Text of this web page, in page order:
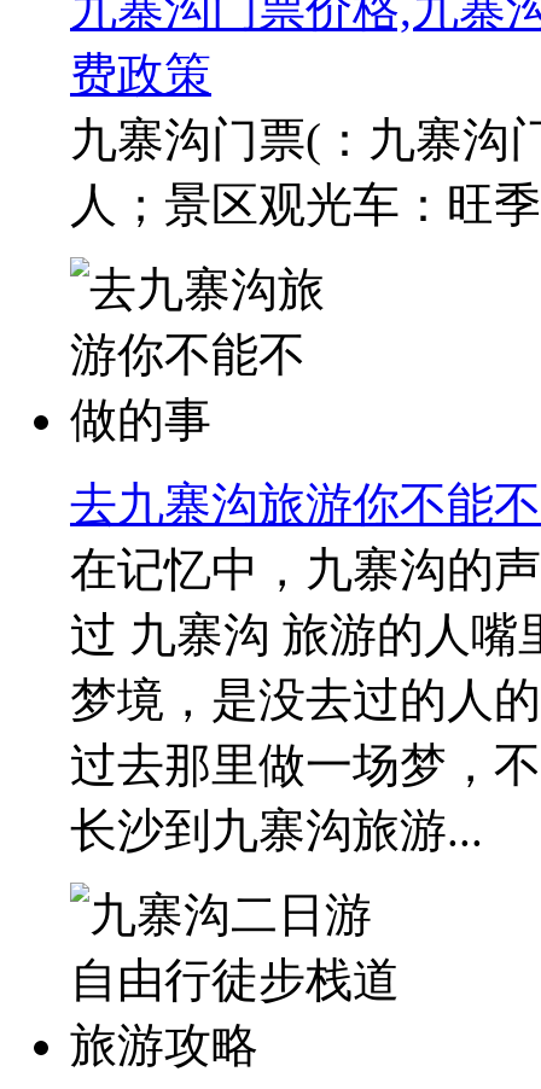
费政策
九寨沟门票(：九寨沟
人；景区观光车：旺
去九寨沟旅游你不能
在记忆中，九寨沟的
过 九寨沟 旅游的人嘴
梦境，是没去过的人
过去那里做一场梦，
长沙到九寨沟旅游...